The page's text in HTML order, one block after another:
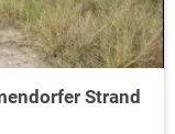
Strand